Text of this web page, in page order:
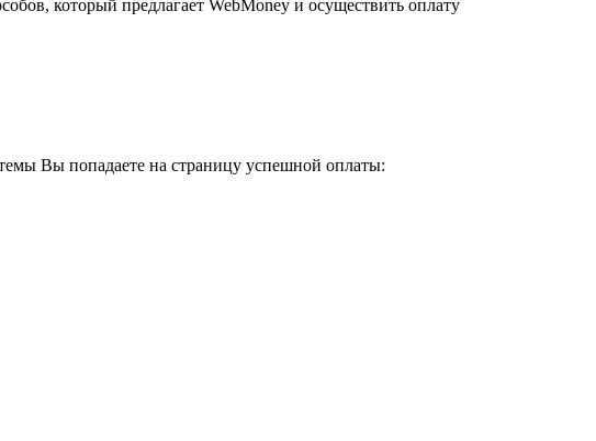
который предлагает WebMoney и осуществить оплату
Вы попадаете на страницу успешной оплаты: